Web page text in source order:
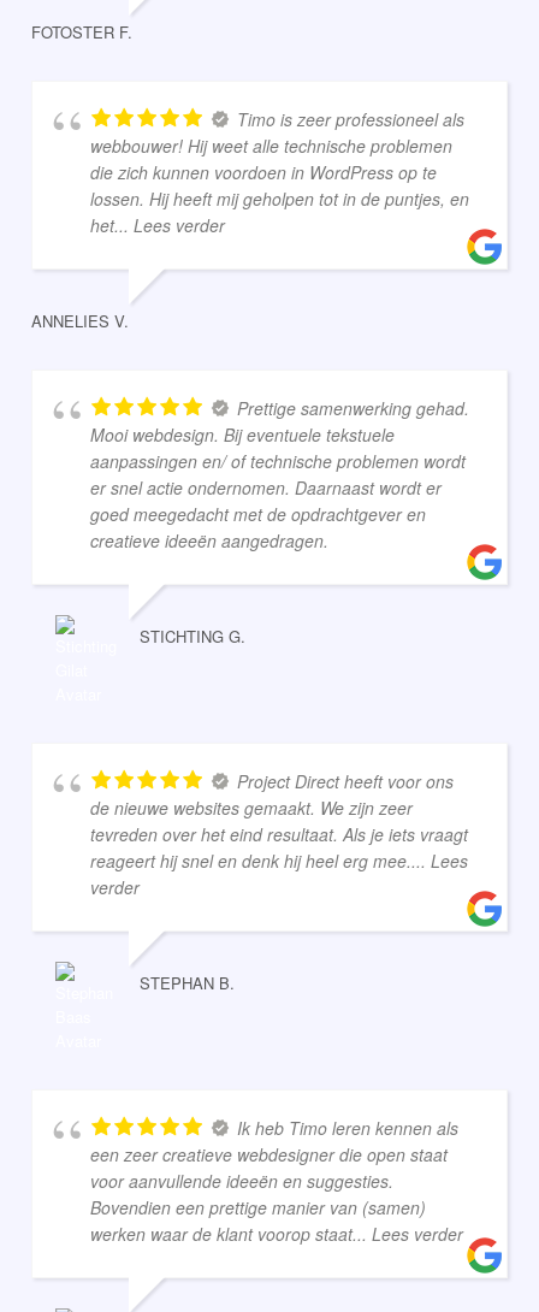
FOTOSTER F.
Timo is zeer professioneel als
webbouwer! Hij weet alle technische problemen
die zich kunnen voordoen in WordPress op te
lossen. Hij heeft mij geholpen tot in de puntjes, en
het... Lees verder
ANNELIES V.
Prettige samenwerking gehad.
Mooi webdesign. Bij eventuele tekstuele
aanpassingen en/ of technische problemen wordt
er snel actie ondernomen. Daarnaast wordt er
goed meegedacht met de opdrachtgever en
creatieve ideeën aangedragen.
STICHTING G.
Project Direct heeft voor ons
de nieuwe websites gemaakt. We zijn zeer
tevreden over het eind resultaat. Als je iets vraagt
reageert hij snel en denk hij heel erg mee.... Lees
verder
STEPHAN B.
Ik heb Timo leren kennen als
een zeer creatieve webdesigner die open staat
voor aanvullende ideeën en suggesties.
Bovendien een prettige manier van (samen)
werken waar de klant voorop staat... Lees verder